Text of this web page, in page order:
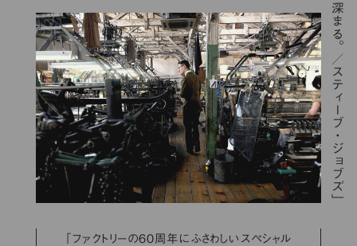
「ファクトリーの60周年にふさわしいスペシャル